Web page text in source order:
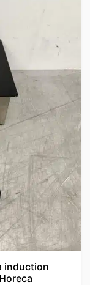
induction